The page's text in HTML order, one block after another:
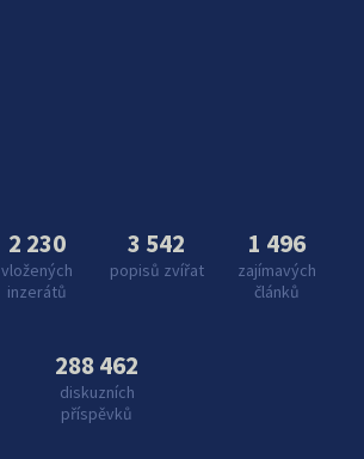
2 230
vložených
inzerátů
3 542
popisů zvířat
1 496
zajímavých
článků
288 462
diskuzních
příspěvků